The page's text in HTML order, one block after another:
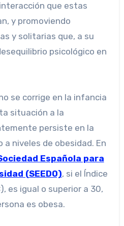
que estas
y promoviendo
y solitarias que, a su
psicológico en
se corrige en la infancia
situación a la
persiste en la
niveles de obesidad. En
Española para
(SEEDO), si el Índice
es igual o superior a 30,
es obesa.